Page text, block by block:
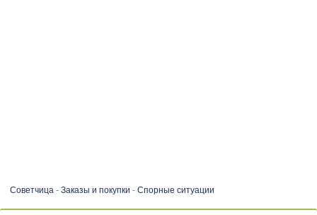
Советчица- Заказы и покупки - Спорные ситуации